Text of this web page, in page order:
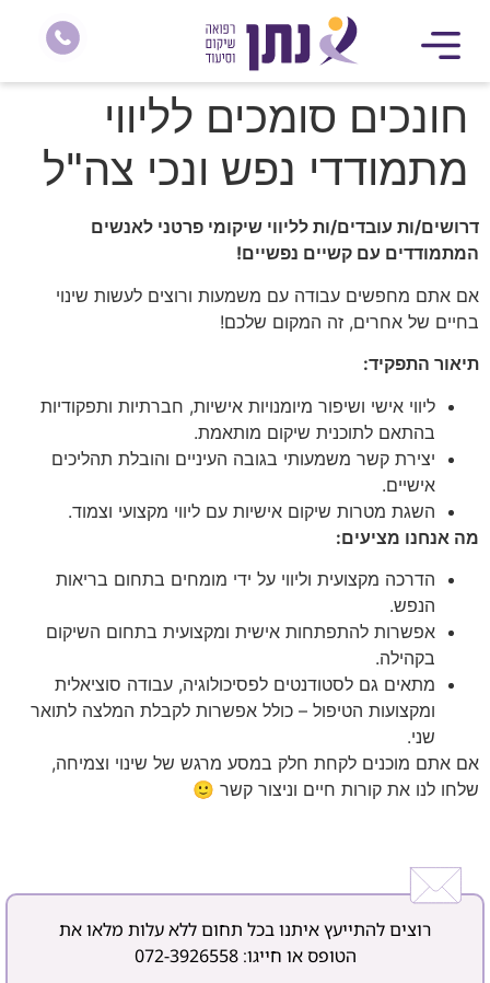
חונכים סומכים לליווי
מתמודדי נפש ונכי צה"ל
דרושים/ות עובדים/ות לליווי שיקומי פרטני לאנשים
המתמודדים עם קשיים נפשיים!
אם אתם מחפשים עבודה עם משמעות ורוצים לעשות שינוי
בחיים של אחרים, זה המקום שלכם!
תיאור התפקיד:
ליווי אישי ושיפור מיומנויות אישיות, חברתיות ותפקודיות
בהתאם לתוכנית שיקום מותאמת.
יצירת קשר משמעותי בגובה העיניים והובלת תהליכים
אישיים.
השגת מטרות שיקום אישיות עם ליווי מקצועי וצמוד.
מה אנחנו מציעים:
הדרכה מקצועית וליווי על ידי מומחים בתחום בריאות
הנפש.
אפשרות להתפתחות אישית ומקצועית בתחום השיקום
בקהילה.
מתאים גם לסטודנטים לפסיכולוגיה, עבודה סוציאלית
ומקצועות הטיפול – כולל אפשרות לקבלת המלצה לתואר
שני.
אם אתם מוכנים לקחת חלק במסע מרגש של שינוי וצמיחה,
שלחו לנו את קורות חיים וניצור קשר 🙂
רוצים להתייעץ איתנו בכל תחום ללא עלות מלאו את
הטופס או חייגו:072-3926558